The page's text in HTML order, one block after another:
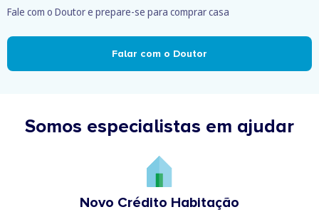
Fale com o Doutor e prepare-se para comprar casa
Falar com o Doutor
Somos especialistas em ajudar
Novo Crédito Habitação